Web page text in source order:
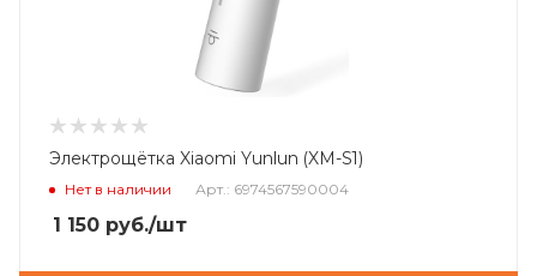
Электрощётка Xiaomi Yunlun (XM-S1)
Нет в наличии Арт.: 6974567590004
1 150 руб./шт